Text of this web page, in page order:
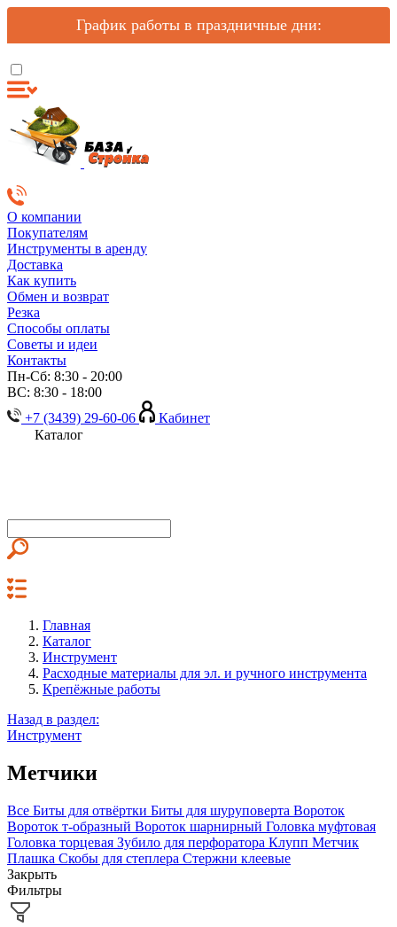
График работы в праздничные дни:
О компании
Покупателям
Инструменты в аренду
Доставка
Как купить
Обмен и возврат
Резка
Способы оплаты
Советы и идеи
Контакты
Пн-Сб: 8:30 - 20:00
ВС: 8:30 - 18:00
+7 (3439) 29-60-06
Кабинет
Каталог
Главная
Каталог
Инструмент
Расходные материалы для эл. и ручного инструмента
Крепёжные работы
Назад в раздел:
Инструмент
Метчики
Все Биты для отвёртки Биты для шуруповерта Вороток
Вороток т-образный Вороток шарнирный Головка муфтовая
Головка торцевая Зубило для перфоратора Клупп Метчик
Плашка Скобы для степлера Стержни клеевые
Закрыть
Фильтры